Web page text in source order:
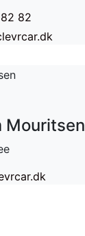
82
Mouritsen